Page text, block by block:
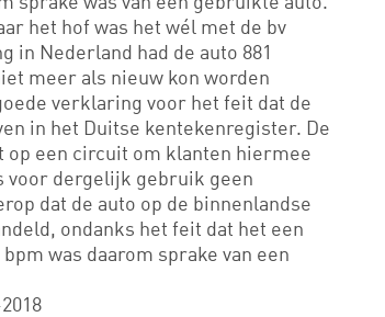
het hof was het wél met de bv
in Nederland had de auto 881
meer als nieuw kon worden
verklaring voor het feit dat de
in het Duitse kentekenregister. De
een circuit om klanten hiermee
voor dergelijk gebruik geen
dat de auto op de binnenlandse
ondanks het feit dat het een
was daarom sprake van een